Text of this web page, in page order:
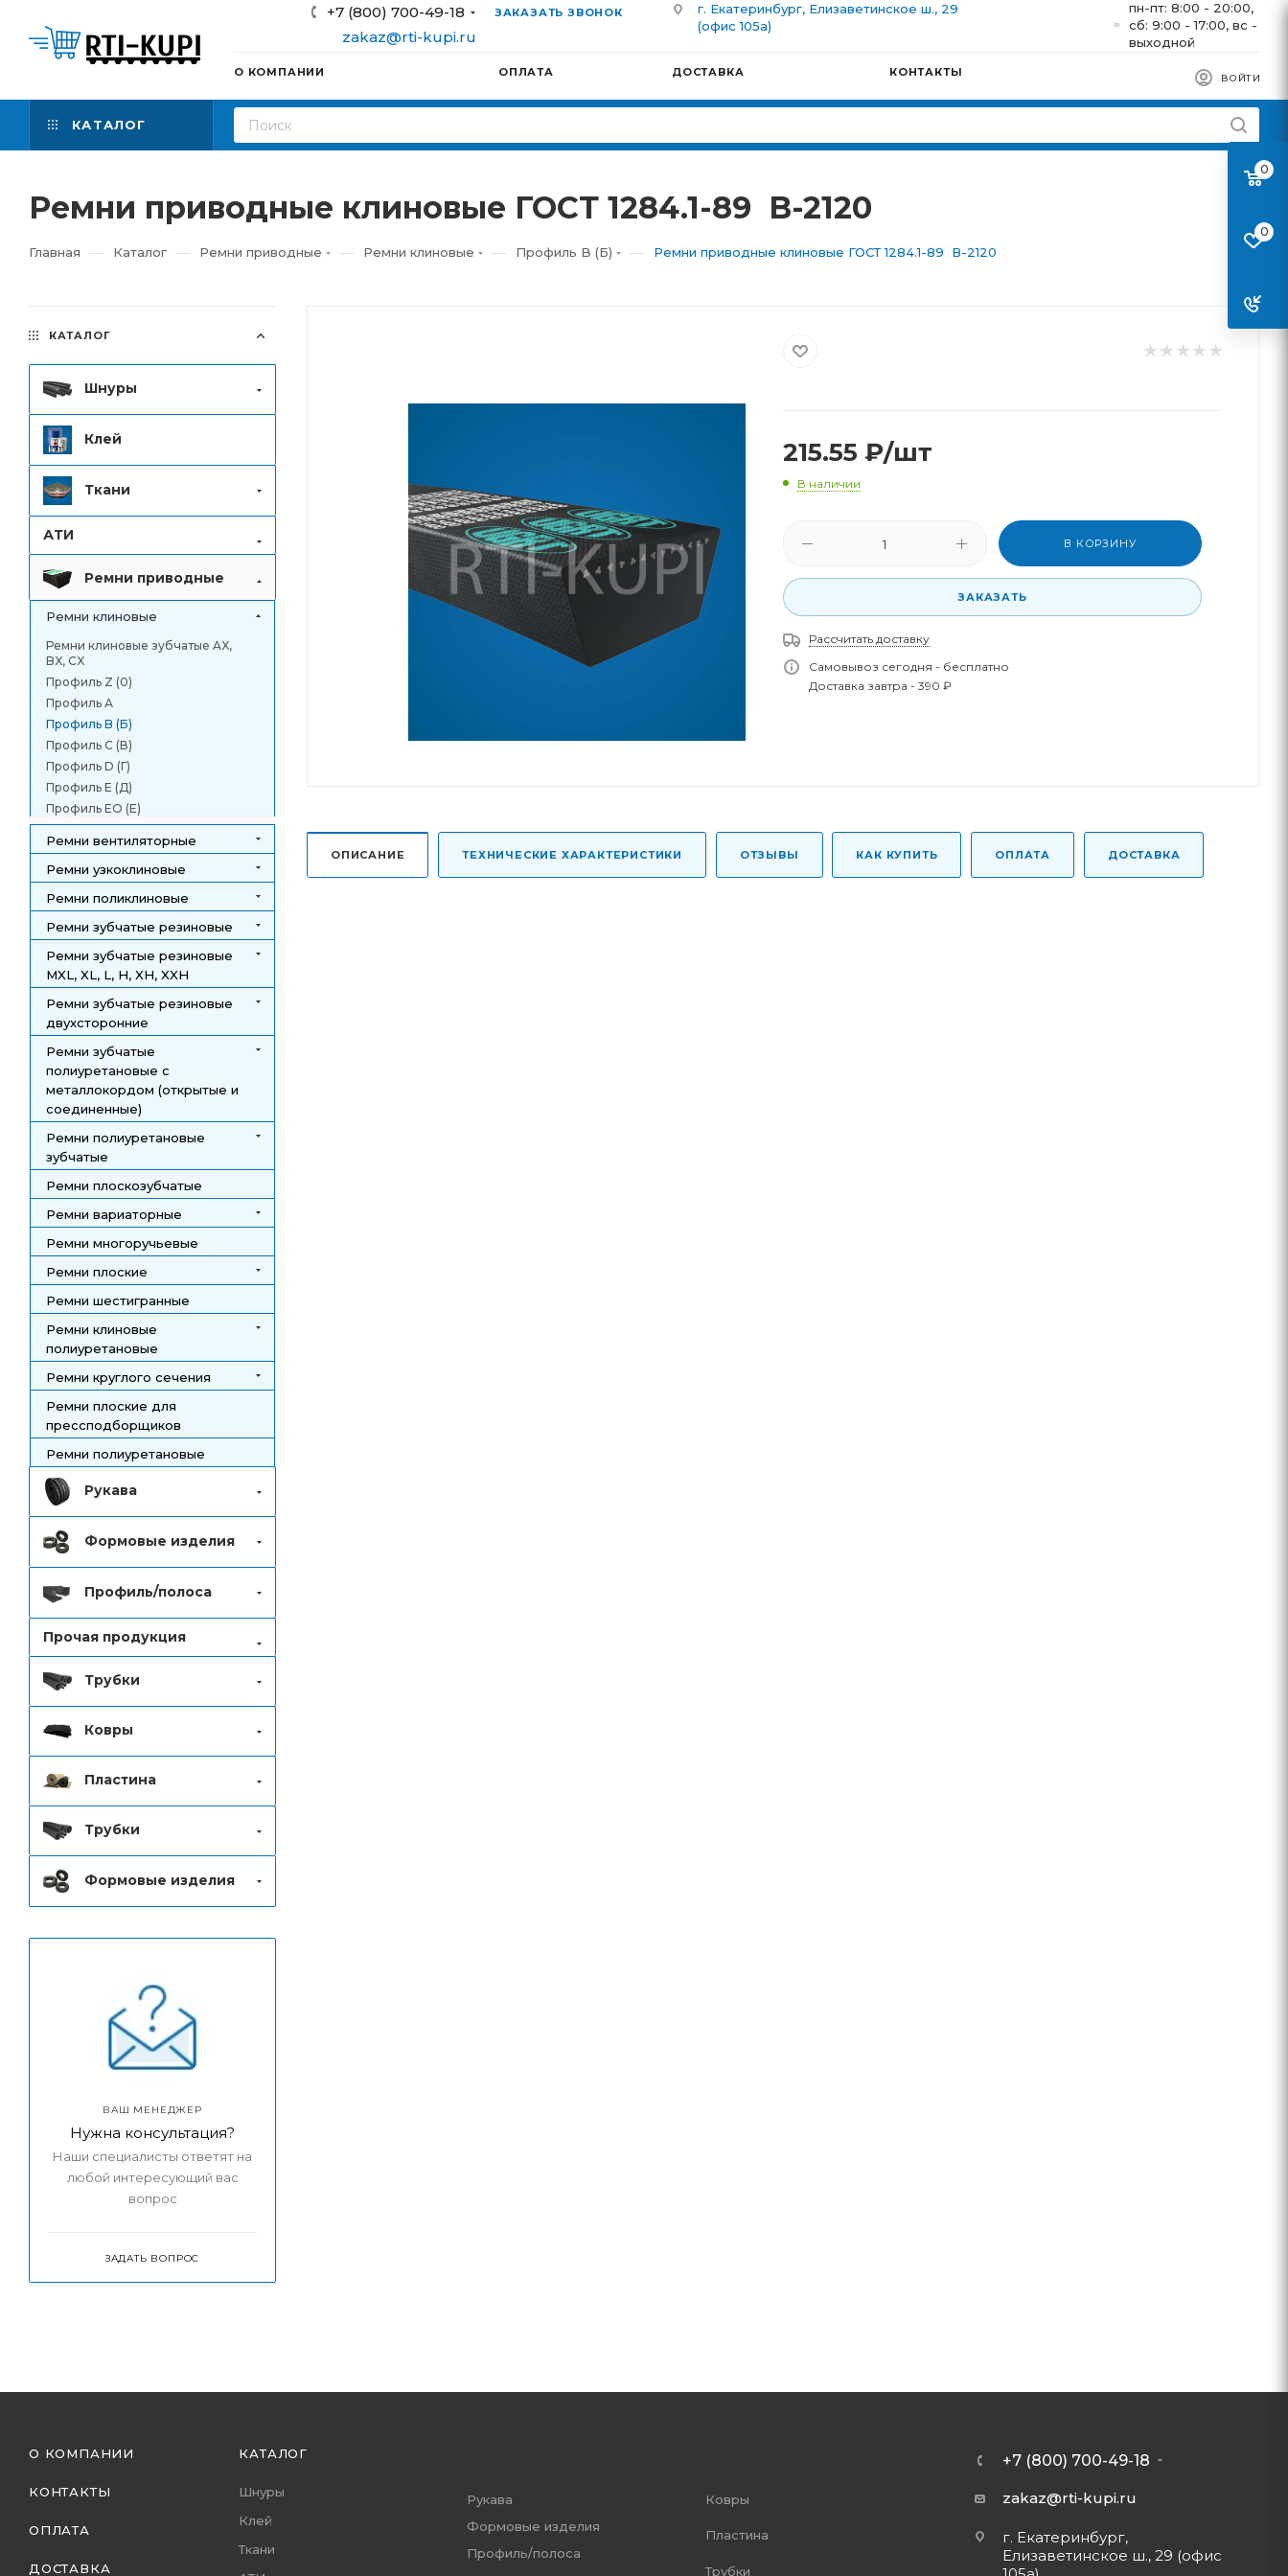
+7 (800) 700-49-18 ЗАКАЗАТЬ ЗВОНОК
zakaz@rti-kupi.ru
г. Екатеринбург, Елизаветинское ш., 29
(офис 105а)
пн-пт: 8:00 - 20:00,
сб: 9:00 - 17:00, вс -
выходной
ВОЙТИ
О КОМПАНИИ ОПЛАТА ДОСТАВКА КОНТАКТЫ
КАТАЛОГ
Ремни приводные клиновые ГОСТ 1284.1-89 В-2120
Главная — Каталог — Ремни приводные — Ремни клиновые — Профиль B (Б) — Ремни приводные клиновые ГОСТ 1284.1-89 В-2120
215.55 ₽/шт
В наличии
В КОРЗИНУ
ЗАКАЗАТЬ
Рассчитать доставку
Самовывоз сегодня - бесплатно
Доставка завтра - 390 ₽
ОПИСАНИЕ ТЕХНИЧЕСКИЕ ХАРАКТЕРИСТИКИ ОТЗЫВЫ КАК КУПИТЬ ОПЛАТА ДОСТАВКА
КАТАЛОГ
Шнуры
Клей
Ткани
АТИ
Ремни приводные
Ремни клиновые
Ремни клиновые зубчатые AX,
BX, CX
Профиль Z (0)
Профиль А
Профиль B (Б)
Профиль C (В)
Профиль D (Г)
Профиль E (Д)
Профиль EO (Е)
Ремни вентиляторные
Ремни узкоклиновые
Ремни поликлиновые
Ремни зубчатые резиновые
Ремни зубчатые резиновые
MXL, XL, L, H, XH, XXH
Ремни зубчатые резиновые
двухсторонние
Ремни зубчатые
полиуретановые с
металлокордом (открытые и
соединенные)
Ремни полиуретановые
зубчатые
Ремни плоскозубчатые
Ремни вариаторные
Ремни многоручьевые
Ремни плоские
Ремни шестигранные
Ремни клиновые
полиуретановые
Ремни круглого сечения
Ремни плоские для
прессподборщиков
Ремни полиуретановые
Рукава
Формовые изделия
Профиль/полоса
Прочая продукция
Трубки
Ковры
Пластина
Трубки
Формовые изделия
ВАШ МЕНЕДЖЕР
Нужна консультация?
Наши специалисты ответят на
любой интересующий вас
вопрос
ЗАДАТЬ ВОПРОС
О КОМПАНИИ
КОНТАКТЫ
ОПЛАТА
ДОСТАВКА
КАТАЛОГ
Шнуры
Клей
Ткани
Рукава
Формовые изделия
Профиль/полоса
Ковры
Пластина
Трубки
+7 (800) 700-49-18
zakaz@rti-kupi.ru
г. Екатеринбург,
Елизаветинское ш., 29 (офис
0
0